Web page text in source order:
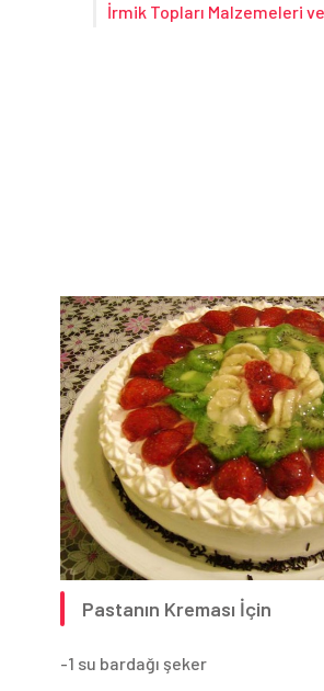
İrmik Topları Malzemeleri ve
Pastanın Kreması İçin
-1 su bardağı şeker